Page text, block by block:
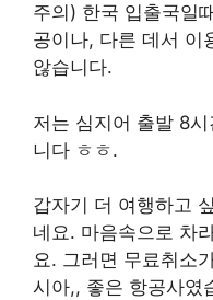
주의) 한국 입출국일
공이나, 다른 데서 이
않습니다.
저는 심지어 출발 8
니다 ㅎㅎ.
갑자기 더 여행하고
네요. 마음속으로 차
요. 그러면 무료취소
시아,, 좋은 항공사였